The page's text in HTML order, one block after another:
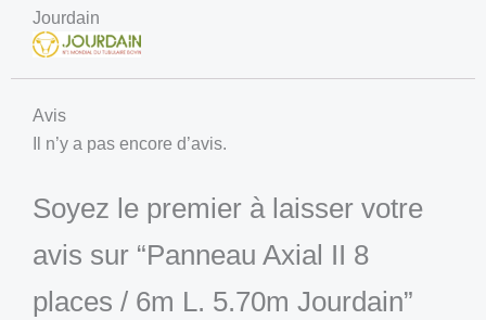
Jourdain
Avis
Il n’y a pas encore d’avis.
Soyez le premier à laisser votre
avis sur “Panneau Axial II 8
places / 6m L. 5.70m Jourdain”